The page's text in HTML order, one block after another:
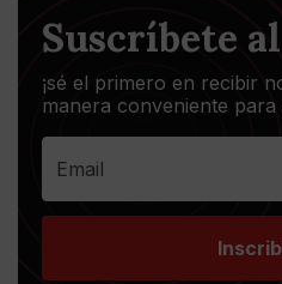
Suscríbete
¡sé el primero en recibir
manera conveniente para